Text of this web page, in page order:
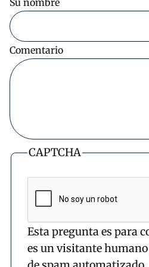
Su nombre
Comentario
CAPTCHA
Esta pregunta es para
es un visitante